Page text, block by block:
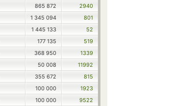
865 872
2940
1 345 094
801
1 445 133
52
177 135
519
368 950
1339
50 008
11992
355 672
815
100 000
1923
100 000
9522